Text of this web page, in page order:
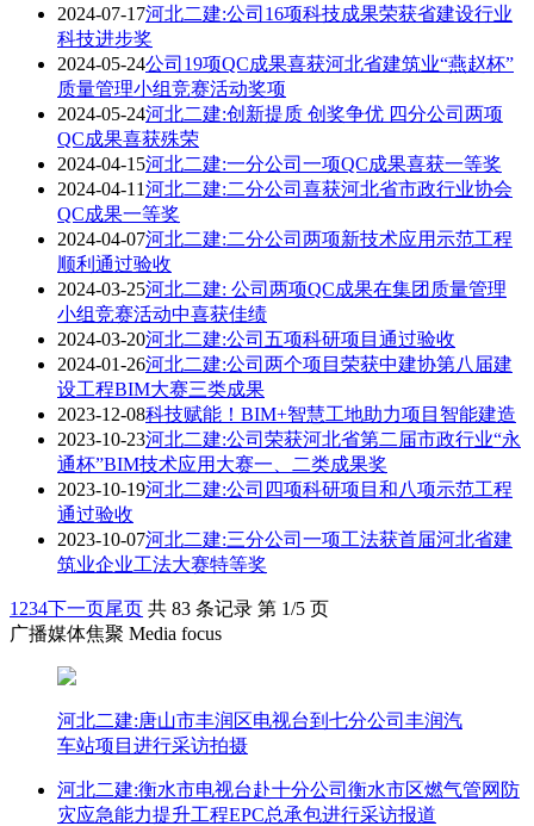
2024-07-17河北二建:公司16项科技成果荣获省建设行业
科技进步奖
2024-05-24公司19项QC成果喜获河北省建筑业“燕赵杯”
质量管理小组竞赛活动奖项
2024-05-24河北二建:创新提质 创奖争优 四分公司两项
QC成果喜获殊荣
2024-04-15河北二建:一分公司一项QC成果喜获一等奖
2024-04-11河北二建:二分公司喜获河北省市政行业协会
QC成果一等奖
2024-04-07河北二建:二分公司两项新技术应用示范工程
顺利通过验收
2024-03-25河北二建: 公司两项QC成果在集团质量管理
小组竞赛活动中喜获佳绩
2024-03-20河北二建:公司五项科研项目通过验收
2024-01-26河北二建:公司两个项目荣获中建协第八届建
设工程BIM大赛三类成果
2023-12-08科技赋能！BIM+智慧工地助力项目智能建造
2023-10-23河北二建:公司荣获河北省第二届市政行业“永
通杯”BIM技术应用大赛一、二类成果奖
2023-10-19河北二建:公司四项科研项目和八项示范工程
通过验收
2023-10-07河北二建:三分公司一项工法获首届河北省建
筑业企业工法大赛特等奖
1 234下一页尾页 共 83 条记录 第 1/5 页
广播媒体焦聚 Media focus
河北二建:唐山市丰润区电视台到七分公司丰润汽
车站项目进行采访拍摄
河北二建:衡水市电视台赴十分公司衡水市区燃气管网防
灾应急能力提升工程EPC总承包进行采访报道